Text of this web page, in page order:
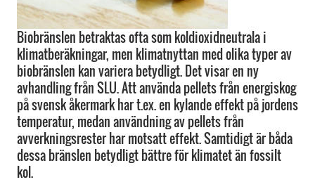
Biobränslen betraktas ofta som koldioxidneutrala i
klimatberäkningar, men klimatnyttan med olika typer av
biobränslen kan variera betydligt. Det visar en ny
avhandling från SLU. Att använda pellets från energiskog
på svensk åkermark har t.ex. en kylande effekt på jordens
temperatur, medan användning av pellets från
avverkningsrester har motsatt effekt. Samtidigt är båda
dessa bränslen betydligt bättre för klimatet än fossilt
kol.